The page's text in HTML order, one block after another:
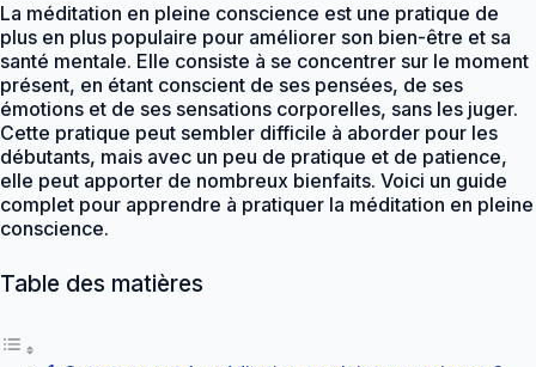
La méditation en pleine conscience est une pratique de
plus en plus populaire pour améliorer son bien-être et sa
santé mentale. Elle consiste à se concentrer sur le moment
présent, en étant conscient de ses pensées, de ses
émotions et de ses sensations corporelles, sans les juger.
Cette pratique peut sembler difficile à aborder pour les
débutants, mais avec un peu de pratique et de patience,
elle peut apporter de nombreux bienfaits. Voici un guide
complet pour apprendre à pratiquer la méditation en pleine
conscience.
Table des matières